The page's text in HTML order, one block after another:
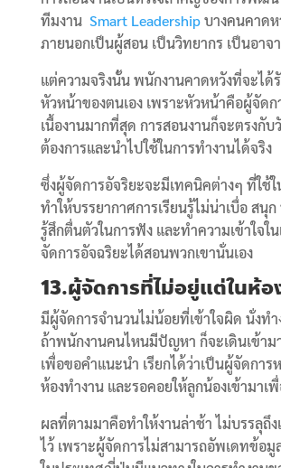
ทีมงาน Smart Leadershipบางคนคาดห
ภายนอกเป็นผู้สอน เป็นวิทยากร เป็นอาจ
แต่ความจริงนั้น พนักงานคาดหวังที่จะได้
หัวหน้าของตนเอง เพราะหัวหน้าคือผู้จัดก
เนื้องานมากที่สุด การสอนงานก็จะตรงกั
ต้องการและนำไปใช้ในการทำงานได้จริง
ซึ่งผู้จัดการอัจริยะจะมีเทคนิคต่างๆ ที่ใช้ใ
ทำให้บรรยากาศการเรียนรู้ไม่น่าเบื่อ สนุ
รู้สึกตื่นตัวในการฟัง และทำความเข้าใจใ
จัดการอัจฉริยะได้สอนพวกเขานั่นเอง
13.ผู้จัดการที่ไม่อยู่แต่ในห้อ
มีผู้จัดการจำนวนไม่น้อยที่เข้าใจผิด นั่งทำ
ถ้าพนักงานคนไหนมีปัญหา ก็จะเดินเข้าม
เพื่อขอคำแนะนำ เรียกได้ว่าเป็นผู้จัดการ
ห้องทำงาน และรอคอยให้ลูกน้องเข้ามาเ
ผลที่ตามมาคือทำให้งานล่าช้า ไม่บรรลุถึง
ไว้ เพราะผู้จัดการไม่สามารถอัพเดทข้อมู